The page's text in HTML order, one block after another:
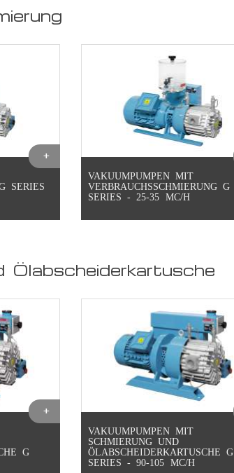
SERIES
VAKUUMPUMPEN MIT
VERBRAUCHSSCHMIERUNG G
SERIES - 25-35 MC/H
Ölabscheiderkartusche
G
VAKUUMPUMPEN MIT
SCHMIERUNG UND
ÖLABSCHEIDERKARTUSCHE G
SERIES - 90-105 MC/H